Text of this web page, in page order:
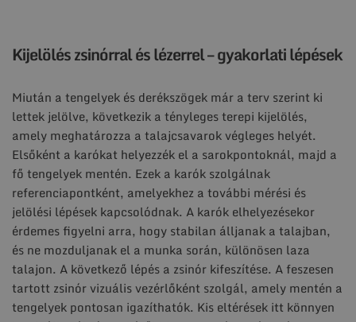
Kijelölés zsinórral és lézerrel – gyakorlati lépések
Miután a tengelyek és derékszögek már a terv szerint ki
lettek jelölve, következik a tényleges terepi kijelölés,
amely meghatározza a talajcsavarok végleges helyét.
Elsőként a karókat helyezzék el a sarokpontoknál, majd a
fő tengelyek mentén. Ezek a karók szolgálnak
referenciapontként, amelyekhez a további mérési és
jelölési lépések kapcsolódnak. A karók elhelyezésekor
érdemes figyelni arra, hogy stabilan álljanak a talajban,
és ne mozduljanak el a munka során, különösen laza
talajon. A következő lépés a zsinór kifeszítése. A feszesen
tartott zsinór vizuális vezérlőként szolgál, amely mentén a
tengelyek pontosan igazíthatók. Kis eltérések itt könnyen